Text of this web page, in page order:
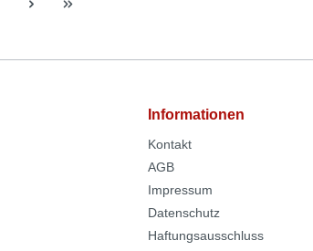
Informationen
Kontakt
AGB
Impressum
Datenschutz
Haftungsausschluss